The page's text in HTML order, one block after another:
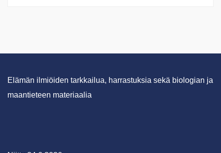
Elämän ilmiöiden tarkkailua, harrastuksia sekä biologian ja
maantieteen materiaalia